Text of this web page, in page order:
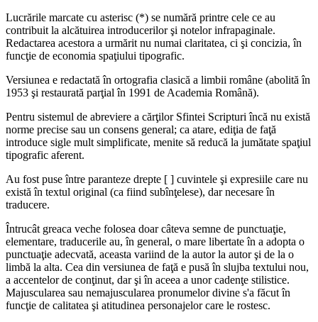
Lucrările marcate cu asterisc (*) se numără printre cele ce au
contribuit la alcătuirea introducerilor şi notelor infrapaginale.
Redactarea acestora a urmărit nu numai claritatea, ci şi concizia, în
funcţie de economia spaţiului tipografic.
Versiunea e redactată în ortografia clasică a limbii române (abolită în
1953 şi restaurată parţial în 1991 de Academia Română).
Pentru sistemul de abreviere a cărţilor Sfintei Scripturi încă nu există
norme precise sau un consens general; ca atare, ediţia de faţă
introduce sigle mult simplificate, menite să reducă la jumătate spaţiul
tipografic aferent.
Au fost puse între paranteze drepte [ ] cuvintele şi expresiile care nu
există în textul original (ca fiind subînţelese), dar necesare în
traducere.
Întrucât greaca veche folosea doar câteva semne de punctuaţie,
elementare, traducerile au, în general, o mare libertate în a adopta o
punctuaţie adecvată, aceasta variind de la autor la autor şi de la o
limbă la alta. Cea din versiunea de faţă e pusă în slujba textului nou,
a accentelor de conţinut, dar şi în aceea a unor cadenţe stilistice.
Majuscularea sau nemajuscularea pronumelor divine s'a făcut în
funcţie de calitatea şi atitudinea personajelor care le rostesc.